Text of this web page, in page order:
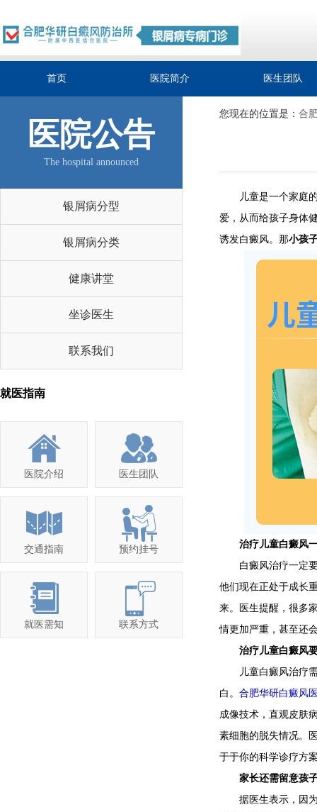
首页 医院简介 医生团队
医院公告
The hospital announced
银屑病分型
银屑病分类
健康讲堂
坐诊医生
联系我们
就医指南
医院介绍 医生团队
交通指南 预约挂号
就医需知 联系方式
您现在的位置是： 合
儿童是一个家庭的
爱，从而给孩子身体
诱发白癜风。那小孩
治疗儿童白癜风一
白癜风治疗一定要
他们现在正处于成长
来。医生提醒，很多
情更加严重，甚至还
治疗儿童白癜风要
儿童白癜风治疗需
白。 合肥华研白癜风
成像技术，直观皮肤
素细胞的脱失情况。
于于你的科学诊疗方
家长还需留意孩子
据医生表示，因为